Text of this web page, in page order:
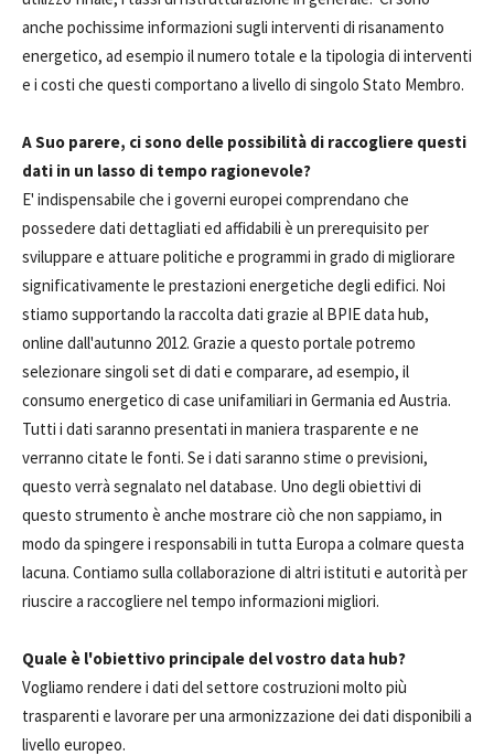
anche pochissime informazioni sugli interventi di risanamento
energetico, ad esempio il numero totale e la tipologia di interventi
e i costi che questi comportano a livello di singolo Stato Membro.
A Suo parere, ci sono delle possibilità di raccogliere questi
dati in un lasso di tempo ragionevole?
E' indispensabile che i governi europei comprendano che
possedere dati dettagliati ed affidabili è un prerequisito per
sviluppare e attuare politiche e programmi in grado di migliorare
significativamente le prestazioni energetiche degli edifici. Noi
stiamo supportando la raccolta dati grazie al BPIE data hub,
online dall'autunno 2012. Grazie a questo portale potremo
selezionare singoli set di dati e comparare, ad esempio, il
consumo energetico di case unifamiliari in Germania ed Austria.
Tutti i dati saranno presentati in maniera trasparente e ne
verranno citate le fonti. Se i dati saranno stime o previsioni,
questo verrà segnalato nel database. Uno degli obiettivi di
questo strumento è anche mostrare ciò che non sappiamo, in
modo da spingere i responsabili in tutta Europa a colmare questa
lacuna. Contiamo sulla collaborazione di altri istituti e autorità per
riuscire a raccogliere nel tempo informazioni migliori.
Quale è l'obiettivo principale del vostro data hub?
Vogliamo rendere i dati del settore costruzioni molto più
trasparenti e lavorare per una armonizzazione dei dati disponibili a
livello europeo.